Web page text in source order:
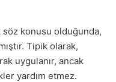
konusu olduğunda,
Tipik olarak,
uygulanır, ancak
yardım etmez.